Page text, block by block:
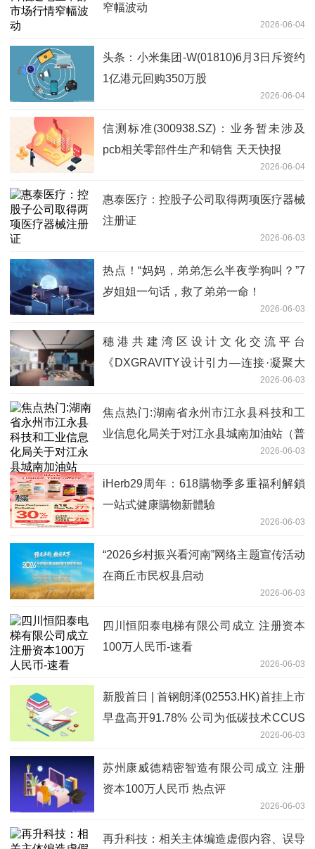
窄幅波动
2026-06-04
头条：小米集团-W(01810)6月3日斥资约
1亿港元回购350万股
2026-06-04
信测标准(300938.SZ)：业务暂未涉及
pcb相关零部件生产和销售 天天快报
2026-06-04
惠泰医疗：控股子公司取得两项医疗器械
注册证
2026-06-03
热点！“妈妈，弟弟怎么半夜学狗叫？”7
岁姐姐一句话，救了弟弟一命！
2026-06-03
穗港共建湾区设计文化交流平台
《DXGRAVITY设计引力—连接·凝聚大
2026-06-03
焦点热门:湖南省永州市江永县科技和工
业信息化局关于对江永县城南加油站（普
2026-06-03
iHerb29周年：618購物季多重福利解鎖
一站式健康購物新體驗
2026-06-03
“2026乡村振兴看河南”网络主题宣传活动
在商丘市民权县启动
2026-06-03
四川恒阳泰电梯有限公司成立 注册资本
100万人民币-速看
2026-06-03
新股首日 | 首钢朗泽(02553.HK)首挂上市
早盘高开91.78% 公司为低碳技术CCUS
2026-06-03
苏州康威德精密智造有限公司成立 注册
资本100万人民币 热点评
2026-06-03
再升科技：相关主体编造虚假内容、误导